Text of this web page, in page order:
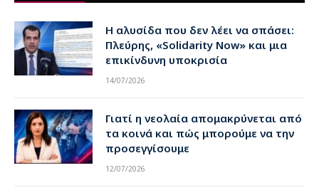
Η αλυσίδα που δεν λέει να σπάσει:
Πλεύρης, «Solidarity Now» και μια
επικίνδυνη υποκρισία
14/07/2026
Γιατί η νεολαία απομακρύνεται από
τα κοινά και πώς μπορούμε να την
προσεγγίσουμε
12/07/2026